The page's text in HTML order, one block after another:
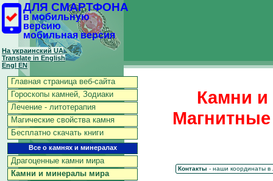
ДЛЯ СМАРТФОНА
в мобильную
версию
мобильная версия
На украинский UA
Translate in English
Engl EN
Главная страница веб-сайта
Гороскопы камней, Зодиаки
Лечение - литотерапия
Магические свойства камня
Бесплатно скачать книги
Все о камнях и минералах
Драгоценные камни мира
Камни и минералы мира
Камни
Контакты - наши координаты в